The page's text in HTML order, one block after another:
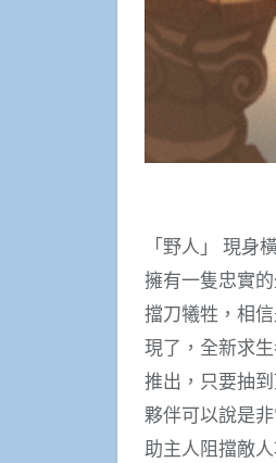
「野人」 現身
擁有一隻忠實
擋刀犧牲，相
現了，全新求
推出，只要抽
夥伴可以說是
助主人阻擋敵